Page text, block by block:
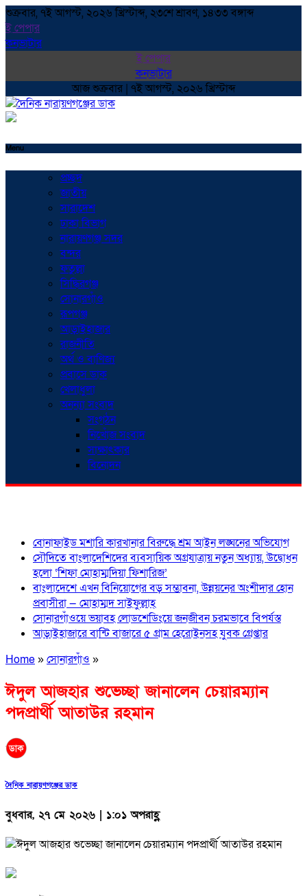
শুক্রবার, ৭ই আগস্ট, ২০২৬ খ্রিস্টাব্দ, ২৩শে শ্রাবণ, ১৪৩৩ বঙ্গাব্দ
ই পেপার
কনভাটার
ই পেপার
কনভাটার
আজ শুক্রবার | ৭ই আগস্ট, ২০২৬ খ্রিস্টাব্দ
Menu
প্রচ্ছদ
জাতীয়
সারাদেশ
ঢাকা বিভাগ
নারায়ণগঞ্জ সদর
বন্দর
ফতুল্লা
সিদ্ধিরগঞ্জ
সোনারগাঁও
রূপগঞ্জ
আড়াইহাজার
রাজনীতি
অর্থ ও বাণিজ্য
প্রবাসে ডাক
খেলাধুলা
অনন্যা সংবাদ
সংগঠন
নিখোঁজ সংবাদ
সাক্ষাৎকার
বিনোদন
বোনাফাইড মশারি কারখানার বিরুদ্ধে শ্রম আইন লঙ্ঘনের অভিযোগ
সৌদিতে বাংলাদেশিদের ব্যবসায়িক অগ্রযাত্রায় নতুন অধ্যায়, উদ্বোধন
হলো ‘শিফা মোহাম্মদিয়া ফিশারিজ’
বাংলাদেশে এখন বিনিয়োগের বড় সম্ভাবনা, উন্নয়নের অংশীদার হোন
প্রবাসীরা — মোহাম্মদ সাইফুল্লাহ্
সোনারগাঁওয়ে ভয়াবহ লোডশেডিংয়ে জনজীবন চরমভাবে বিপর্যস্ত
আড়াইহাজারে বান্টি বাজারে ৫ গ্রাম হেরোইনসহ যুবক গ্রেপ্তার
Home»সোনারগাঁও »
ঈদুল আজহার শুভেচ্ছা জানালেন চেয়ারম্যান
পদপ্রার্থী আতাউর রহমান
দৈনিক নারায়ণগঞ্জের ডাক
বুধবার, ২৭ মে ২০২৬ | ১:০১ অপরাহ্ণ